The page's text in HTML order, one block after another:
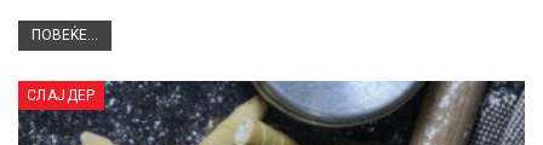
ПОВЕЌЕ...
СЛАЈДЕР